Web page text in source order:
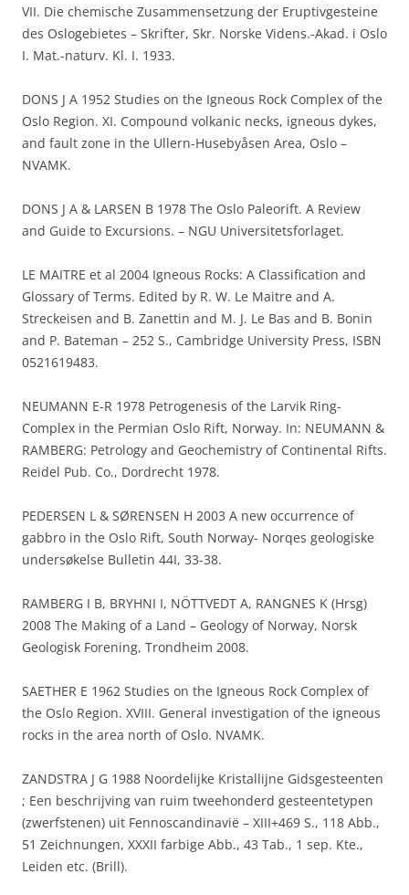
VII. Die chemische Zusammensetzung der Eruptivgesteine
des Oslogebietes – Skrifter, Skr. Norske Videns.-Akad. i Oslo
I. Mat.-naturv. Kl. I. 1933.
DONS J A 1952 Studies on the Igneous Rock Complex of the
Oslo Region. XI. Compound volkanic necks, igneous dykes,
and fault zone in the Ullern-Husebyåsen Area, Oslo –
NVAMK.
DONS J A & LARSEN B 1978 The Oslo Paleorift. A Review
and Guide to Excursions. – NGU Universitetsforlaget.
LE MAITRE et al 2004 Igneous Rocks: A Classification and
Glossary of Terms. Edited by R. W. Le Maitre and A.
Streckeisen and B. Zanettin and M. J. Le Bas and B. Bonin
and P. Bateman – 252 S., Cambridge University Press, ISBN
0521619483.
NEUMANN E-R 1978 Petrogenesis of the Larvik Ring-
Complex in the Permian Oslo Rift, Norway. In: NEUMANN &
RAMBERG: Petrology and Geochemistry of Continental Rifts.
Reidel Pub. Co., Dordrecht 1978.
PEDERSEN L & SØRENSEN H 2003 A new occurrence of
gabbro in the Oslo Rift, South Norway- Norqes geologiske
undersøkelse Bulletin 44I, 33-38.
RAMBERG I B, BRYHNI I, NÖTTVEDT A, RANGNES K (Hrsg)
2008 The Making of a Land – Geology of Norway, Norsk
Geologisk Forening, Trondheim 2008.
SAETHER E 1962 Studies on the Igneous Rock Complex of
the Oslo Region. XVIII. General investigation of the igneous
rocks in the area north of Oslo. NVAMK.
ZANDSTRA J G 1988 Noordelijke Kristallijne Gidsgesteenten
; Een beschrijving van ruim tweehonderd gesteentetypen
(zwerfstenen) uit Fennoscandinavië – XIII+469 S., 118 Abb.,
51 Zeichnungen, XXXII farbige Abb., 43 Tab., 1 sep. Kte.,
Leiden etc. (Brill).